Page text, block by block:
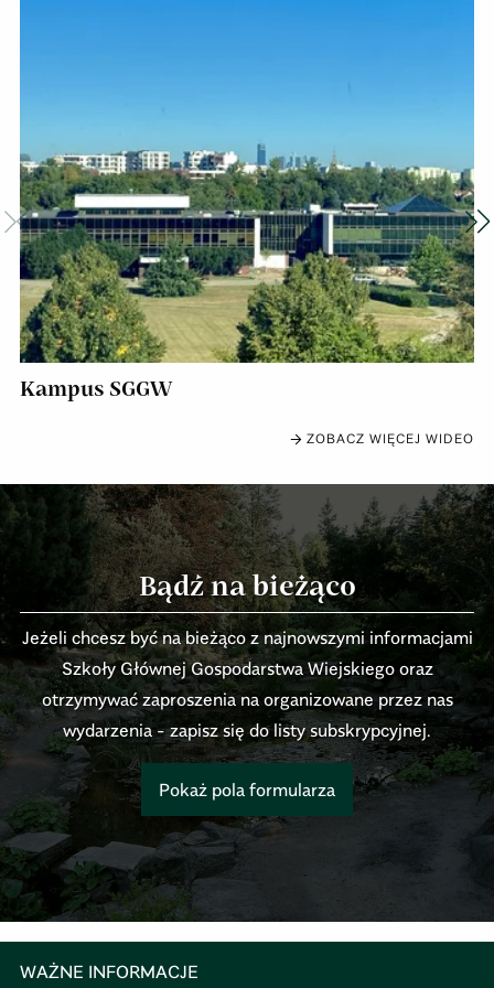
Poprzedni slajd
Kampus SGGW
ZOBACZ WIĘCEJ WIDEO
Bądź na bieżąco
Jeżeli chcesz być na bieżąco z najnowszymi informacjami
Szkoły Głównej Gospodarstwa Wiejskiego oraz
otrzymywać zaproszenia na organizowane przez nas
wydarzenia - zapisz się do listy subskrypcyjnej.
Pokaż pola formularza
Pola wymagane są oznaczone gwiazdką
E-MAIL*
IMIĘ
NAZWISKO
REDAKCJA*
TELEFON
MIASTO
STRONA INTERNETOWA
TYP MEDIUM
* Wyrażam zgodę na przetwarzanie moich danych
osobowych przez Szkołę Główną Gospodarstwa
Wiejskiego w Warszawie w celu prowadzenia
szczególności: otrzymywania informacji
Jestem świadomy/a, że:
1. Administratorem danych osobowych jest Szkoła
Główna Gospodarstwa Wiejskiego w Warszawie, ul.
Nowoursynowska 166, 02-787 Warszawa.
WAŻNE INFORMACJE